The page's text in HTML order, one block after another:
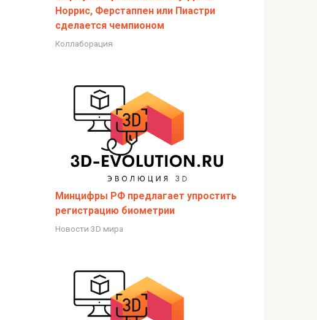
Норрис, Ферстаппен или Пиастри
сделается чемпионом
Коллаборация
Минцифры РФ предлагает упростить
регистрацию биометрии
Новости 3D мира